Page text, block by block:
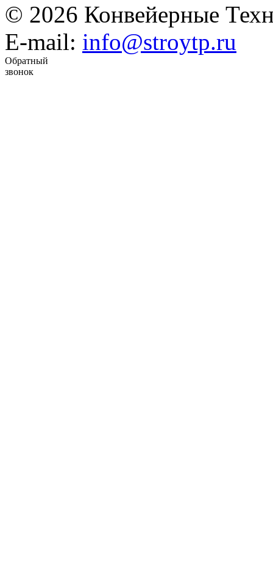
© 2026 Конвейерные
E-mail: info@stroytp.ru
Обратный
звонок